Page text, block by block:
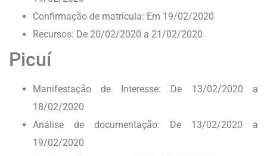
Confirmação de matrícula: Em 19/02/2020
Recursos: De 20/02/2020 a 21/02/2020
Picuí
Manifestação de Interesse: De 13/02/2020 a
18/02/2020
Análise de documentação: De 13/02/2020 a
19/02/2020